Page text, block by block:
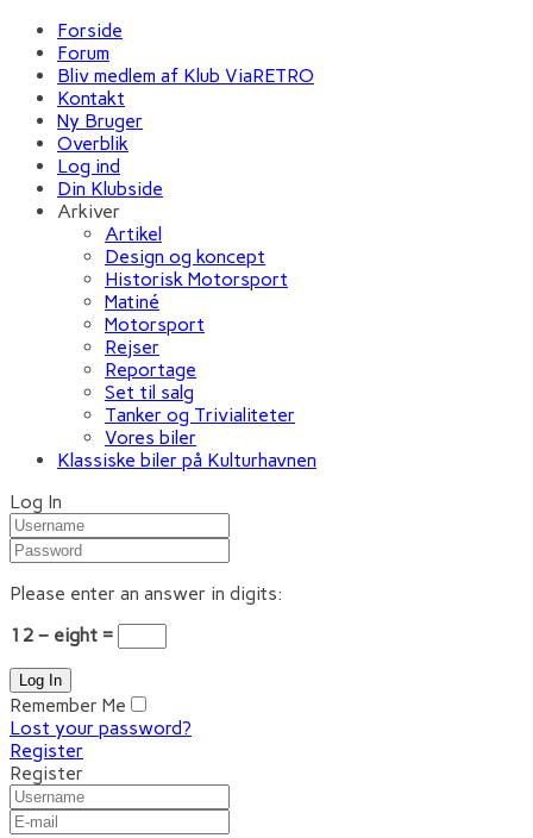
Forside
Forum
Bliv medlem af Klub ViaRETRO
Kontakt
Ny Bruger
Overblik
Log ind
Din Klubside
Arkiver
Artikel
Design og koncept
Historisk Motorsport
Matiné
Motorsport
Rejser
Reportage
Set til salg
Tanker og Trivialiteter
Vores biler
Klassiske biler på Kulturhavnen
Log In
Please enter an answer in digits:
12 − eight =
Remember Me
Lost your password?
Register
Register